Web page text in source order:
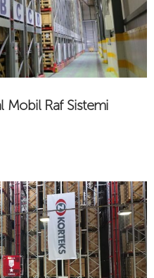
Mobil Raf Sistemi